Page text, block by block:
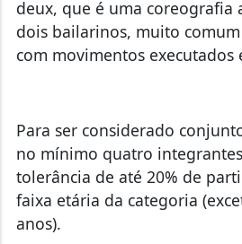
deux, que é uma coreografia
dois bailarinos, muito
com movimentos executados
Para ser considerado
no mínimo quatro
tolerância de até 20% de
faixa etária da categoria
anos).